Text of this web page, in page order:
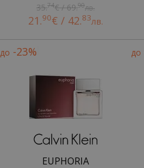
35.74€ / 69.90лв.
21.90€ / 42.83лв.
до -23%
EUPHORIA
до